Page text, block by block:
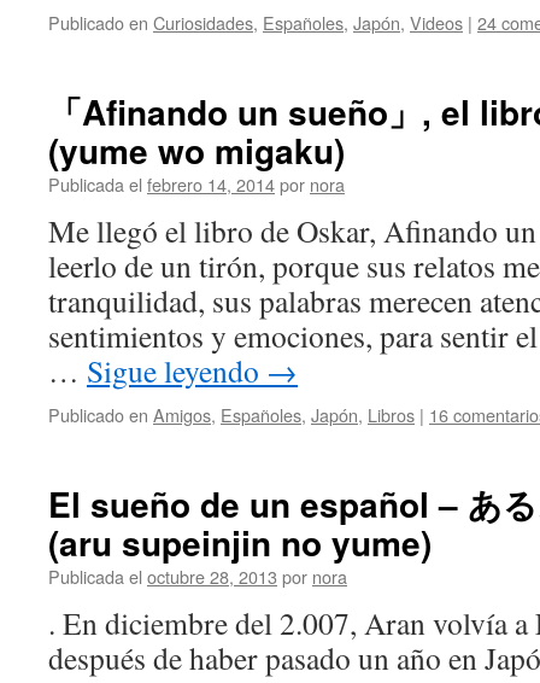
Publicado en Curiosidades, Españoles, Japón, Videos | 24
「Afinando un sueño」, el
(yume wo migaku)
Publicada el febrero 14, 2014por nora
Me llegó el libro de Oskar, Afinando
leerlo de un tirón, porque sus relatos
tranquilidad, sus palabras merecen
sentimientos y emociones, para sentir
… Sigue leyendo →
Publicado en Amigos, Españoles, Japón, Libros | 16
El sueño de un español – あ
(aru supeinjin no yume)
Publicada el octubre 28, 2013 por nora
. En diciembre del 2.007, Aran volvía a
después de haber pasado un año en